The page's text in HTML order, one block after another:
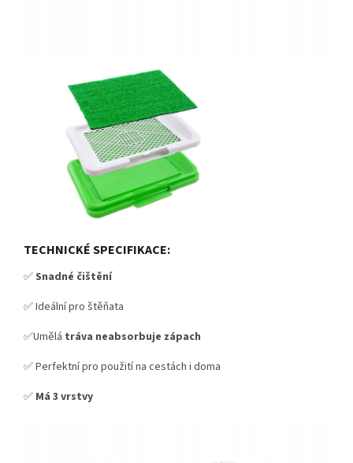
TECHNICKÉ SPECIFIKACE:
✅Snadné čištění
✅ Ideální pro štěňata
✅Umělá tráva neabsorbuje zápach
✅ Perfektní pro použití na cestách i doma
✅ Má 3 vrstvy